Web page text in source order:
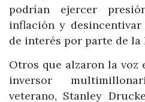
podrían ejercer
inflación y
de interés por parte de la
Otros que alzaron la voz
inversor
veterano, Stanley